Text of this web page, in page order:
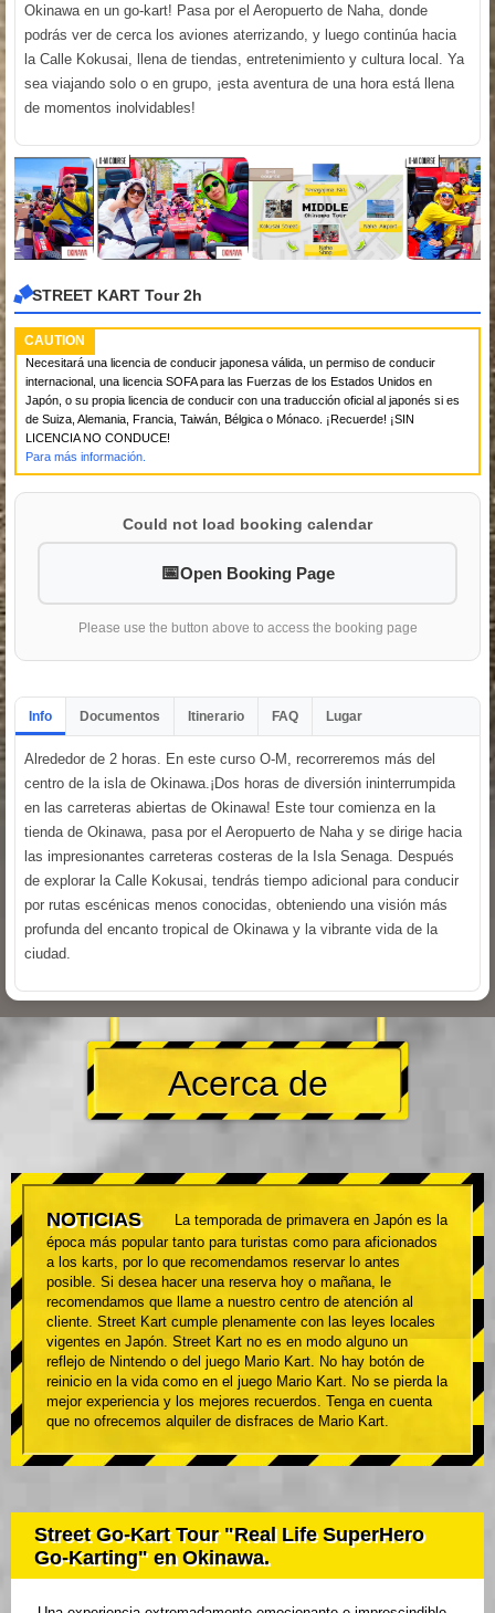
Okinawa en un go-kart! Pasa por el Aeropuerto de Naha, donde
podrás ver de cerca los aviones aterrizando, y luego continúa hacia
la Calle Kokusai, llena de tiendas, entretenimiento y cultura local. Ya
sea viajando solo o en grupo, ¡esta aventura de una hora está llena
de momentos inolvidables!
STREET KART Tour 2h
CAUTION
Necesitará una licencia de conducir japonesa válida, un permiso de conducir
internacional, una licencia SOFA para las Fuerzas de los Estados Unidos en
Japón, o su propia licencia de conducir con una traducción oficial al japonés si es
de Suiza, Alemania, Francia, Taiwán, Bélgica o Mónaco. ¡Recuerde! ¡SIN
LICENCIA NO CONDUCE!
Para más información.
Could not load booking calendar
Open Booking Page
Please use the button above to access the booking page
Info Documentos Itinerario FAQ Lugar
Alrededor de 2 horas. En este curso O-M, recorreremos más del
centro de la isla de Okinawa.¡Dos horas de diversión ininterrumpida
en las carreteras abiertas de Okinawa! Este tour comienza en la
tienda de Okinawa, pasa por el Aeropuerto de Naha y se dirige hacia
las impresionantes carreteras costeras de la Isla Senaga. Después
de explorar la Calle Kokusai, tendrás tiempo adicional para conducir
por rutas escénicas menos conocidas, obteniendo una visión más
profunda del encanto tropical de Okinawa y la vibrante vida de la
ciudad.
Acerca de
NOTICIAS
La temporada de primavera en Japón es la
época más popular tanto para turistas como para aficionados
a los karts, por lo que recomendamos reservar lo antes
posible. Si desea hacer una reserva hoy o mañana, le
recomendamos que llame a nuestro centro de atención al
cliente. Street Kart cumple plenamente con las leyes locales
vigentes en Japón. Street Kart no es en modo alguno un
reflejo de Nintendo o del juego Mario Kart. No hay botón de
reinicio en la vida como en el juego Mario Kart. No se pierda la
mejor experiencia y los mejores recuerdos. Tenga en cuenta
que no ofrecemos alquiler de disfraces de Mario Kart.
Street Go-Kart Tour "Real Life SuperHero
Go-Karting" en Okinawa.